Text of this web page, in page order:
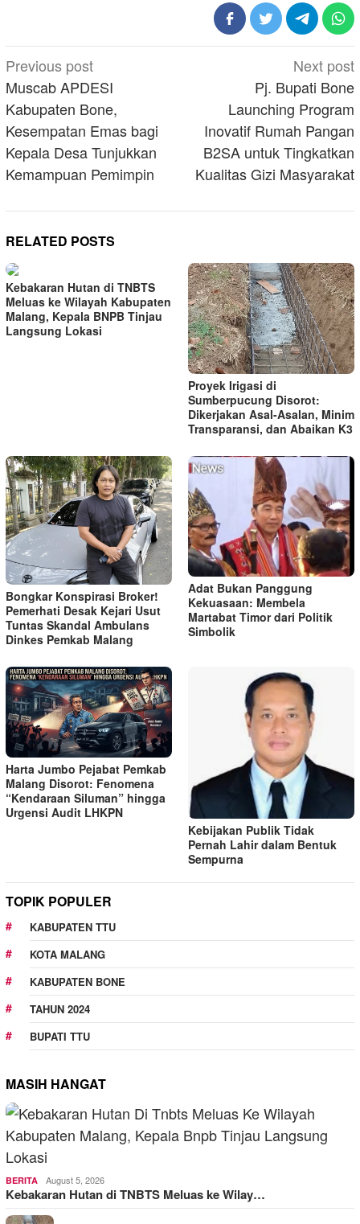
Post
navigation
Previous post
Muscab APDESI
Kabupaten Bone,
Kesempatan Emas bagi
Kepala Desa Tunjukkan
Kemampuan Pemimpin
Next post
Pj. Bupati Bone
Launching Program
Inovatif Rumah Pangan
B2SA untuk Tingkatkan
Kualitas Gizi Masyarakat
RELATED POSTS
Kebakaran Hutan di TNBTS
Meluas ke Wilayah Kabupaten
Malang, Kepala BNPB Tinjau
Langsung Lokasi
Proyek Irigasi di
Sumberpucung Disorot:
Dikerjakan Asal-Asalan, Minim
Transparansi, dan Abaikan K3
Bongkar Konspirasi Broker!
Pemerhati Desak Kejari Usut
Tuntas Skandal Ambulans
Dinkes Pemkab Malang
Adat Bukan Panggung
Kekuasaan: Membela
Martabat Timor dari Politik
Simbolik
Harta Jumbo Pejabat Pemkab
Malang Disorot: Fenomena
“Kendaraan Siluman” hingga
Urgensi Audit LHKPN
Kebijakan Publik Tidak
Pernah Lahir dalam Bentuk
Sempurna
TOPIK POPULER
KABUPATEN TTU
KOTA MALANG
KABUPATEN BONE
TAHUN 2024
BUPATI TTU
MASIH HANGAT
BERITA August 5, 2026
Kebakaran Hutan di TNBTS Meluas ke Wilay…